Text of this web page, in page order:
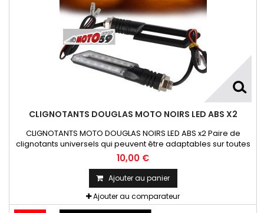
CLIGNOTANTS DOUGLAS MOTO NOIRS LED ABS X2
CLIGNOTANTS MOTO DOUGLAS NOIRS LED ABS x2 Paire de
clignotants universels qui peuvent être adaptables sur toutes
motos ou scooters
10,00 €
Ajouter au panier
Ajouter au comparateur